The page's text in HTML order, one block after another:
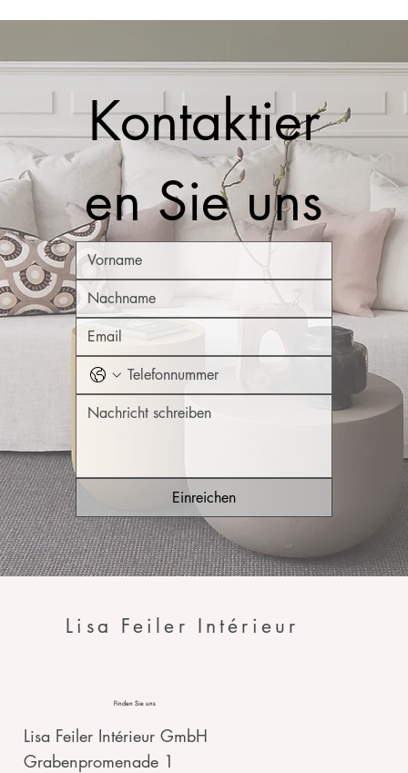
Kontaktier
en Sie uns
Einreichen
Lisa Feiler Intérieur
Finden Sie uns
Lisa Feiler Intérieur GmbH
Grabenpromenade 1